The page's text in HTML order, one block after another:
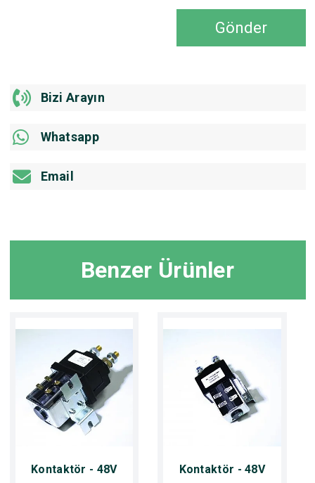
Gönder
Bizi Arayın
Whatsapp
Email
Benzer Ürünler
Kontaktör - 48V Kontaktör - 48V